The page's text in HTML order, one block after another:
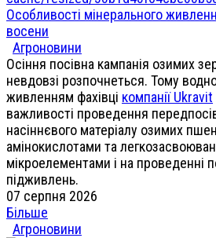
Особливості мінерального
восени
Агроновини
Осіння посівна кампанія озимих
невдовзі розпочнеться. Тому
живленням фахівці компанії Ukravit
важливості проведення
насіннєвого матеріалу озимих
амінокислотами та
мікроелементами і на проведенні
підживлень.
07 серпня 2026
Більше
Агроновини